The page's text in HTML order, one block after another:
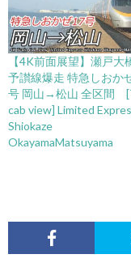
【4K前面展望】瀬戸大
予讃線爆走 特急しおか
号 岡山→松山 全区間
cab view] Limited
Shiokaze
OkayamaMatsuyama